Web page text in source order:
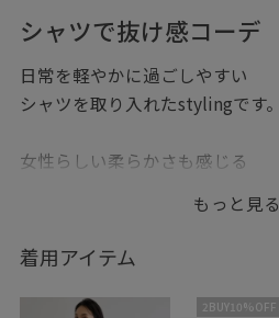
シャツで抜け感コーデ
日常を軽やかに過ごしやすい
シャツを取り入れたstylingです。
女性らしい柔らかさも感じる
※靴は私物になります。
もっと見る
着用アイテム
2BUY10%OFF